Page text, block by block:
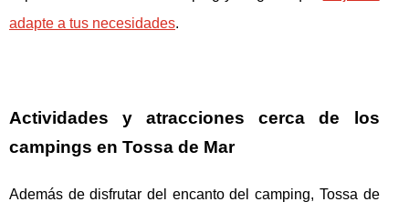
adapte a tus necesidades.
Actividades y atracciones cerca de los
campings en Tossa de Mar
Además de disfrutar del encanto del camping, Tossa de